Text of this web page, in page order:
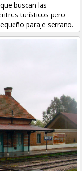
buscan las
turísticos pero
paraje serrano.